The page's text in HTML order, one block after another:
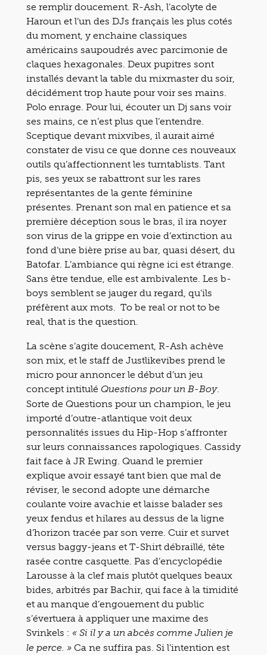
se remplir doucement. R-Ash, l’acolyte de
Haroun et l’un des DJs français les plus cotés
du moment, y enchaine classiques
américains saupoudrés avec parcimonie de
claques hexagonales. Deux pupitres sont
installés devant la table du mixmaster du soir,
décidément trop haute pour voir ses mains.
Polo enrage. Pour lui, écouter un Dj sans voir
ses mains, ce n’est plus que l’entendre.
Sceptique devant mixvibes, il aurait aimé
constater de visu ce que donne ces nouveaux
outils qu’affectionnent les turntablists. Tant
pis, ses yeux se rabattront sur les rares
représentantes de la gente féminine
présentes. Prenant son mal en patience et sa
première déception sous le bras, il ira noyer
son virus de la grippe en voie d’extinction au
fond d’une bière prise au bar, quasi désert, du
Batofar. L’ambiance qui règne ici est étrange.
Sans être tendue, elle est ambivalente. Les b-
boys semblent se jauger du regard, qu’ils
préfèrent aux mots. To be real or not to be
real, that is the question.
La scène s’agite doucement, R-Ash achève
son mix, et le staff de Justlikevibes prend le
micro pour annoncer le début d’un jeu
concept intitulé Questions pour un B-Boy.
Sorte de Questions pour un champion, le jeu
importé d’outre-atlantique voit deux
personnalités issues du Hip-Hop s’affronter
sur leurs connaissances rapologiques. Cassidy
fait face à JR Ewing. Quand le premier
explique avoir essayé tant bien que mal de
réviser, le second adopte une démarche
coulante voire avachie et laisse balader ses
yeux fendus et hilares au dessus de la ligne
d’horizon tracée par son verre. Cuir et survet
versus baggy-jeans et T-Shirt débraillé, tête
rasée contre casquette. Pas d’encyclopédie
Larousse à la clef mais plutôt quelques beaux
bides, arbitrés par Bachir, qui face à la timidité
et au manque d’engouement du public
s’évertuera à appliquer une maxime des
Svinkels : « Si il y a un abcès comme Julien je
le perce. » Ca ne suffira pas. Si l’intention est